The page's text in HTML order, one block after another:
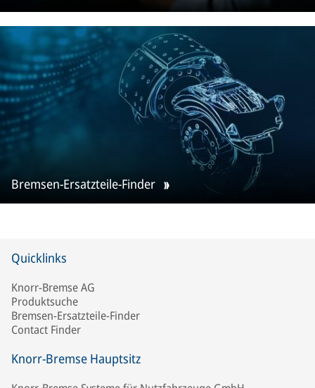
Bremsen-Ersatzteile-Finder
Quicklinks
Knorr-Bremse AG
Produktsuche
Bremsen-Ersatzteile-Finder
Contact Finder
Knorr-Bremse Hauptsitz